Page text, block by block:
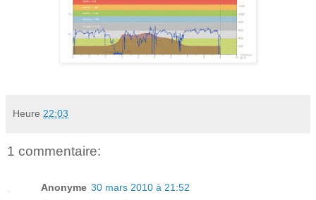
Heure 22:03
1 commentaire:
Anonyme 30 mars 2010 à 21:52